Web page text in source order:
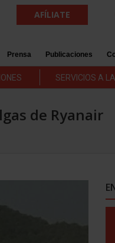
AFÍLIATE
Prensa Publicaciones
SERVICIOS A
de Ryanair